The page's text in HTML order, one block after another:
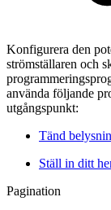
Konfigurera den
strömställaren och
använda följande
utgångspunkt:
Tänd
Ställ in ditt
Pagination